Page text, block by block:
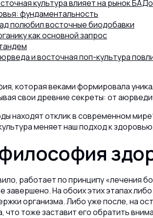
культура влияет на рынок
фундаментальность
полюбил восточные биодобавки
как основной запрос
и восточная поп-культура
которая веками формировала
свои древние секреты: от
находят отклик в современном
меняет наш подход к
работает по принципу
На обоих этих этапах
организма. Либо уже после, на
тоже заставит его обратить